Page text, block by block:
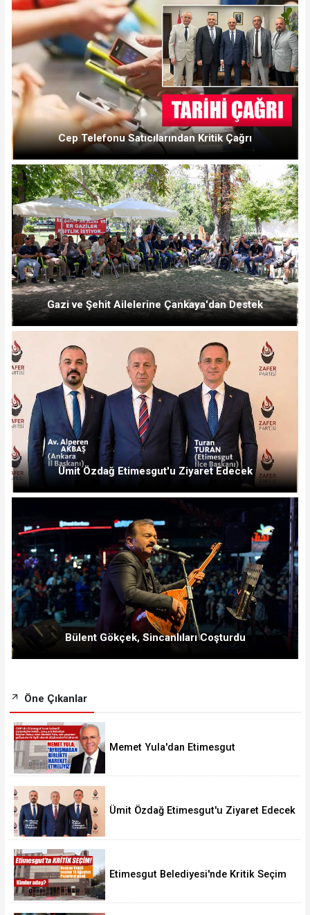
Cep Telefonu Satıcılarından Kritik Çağrı
Gazi ve Şehit Ailelerine Çankaya'dan Destek
Ümit Özdağ Etimesgut'u Ziyaret Edecek
Bülent Gökçek, Sincanlıları Coşturdu
Öne Çıkanlar
Memet Yula'dan Etimesgut
Ümit Özdağ Etimesgut'u Ziyaret Edecek
Etimesgut Belediyesi'nde Kritik Seçim